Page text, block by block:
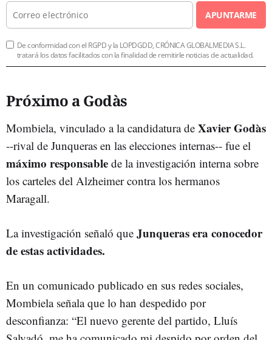
APUNTARME
De conformidad con el RGPD y la LOPDGDD, CRÓNICA GLOBALMEDIA S.L.
tratará los datos facilitados con la finalidad de remitirle noticias de actualidad.
Próximo a Godàs
Mombiela, vinculado a la candidatura de Xavier Godàs
--rival de Junqueras en las elecciones internas-- fue el
máximo responsable de la investigación interna sobre
los carteles del Alzheimer contra los hermanos
Maragall.
La investigación señaló que Junqueras era conocedor
de estas actividades.
En un comunicado publicado en sus redes sociales,
Mombiela señala que lo han despedido por
desconfianza: “El nuevo gerente del partido, Lluís